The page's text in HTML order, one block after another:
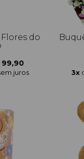
do
99,90
juros 3x